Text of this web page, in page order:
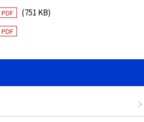
PDF
(751 KB)
PDF